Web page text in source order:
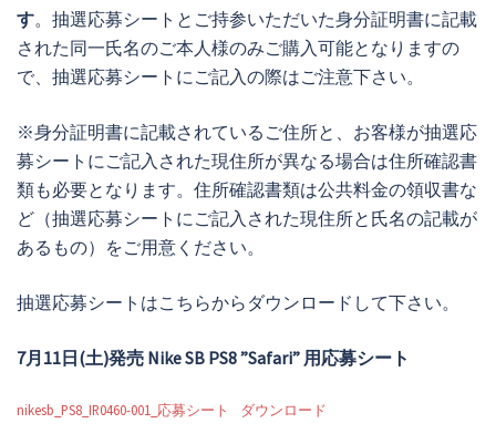
す。抽選応募シートとご持参いただいた身分証明書に記載
された同一氏名のご本人様のみご購入可能となりますの
で、抽選応募シートにご記入の際はご注意下さい。
※身分証明書に記載されているご住所と、お客様が抽選応
募シートにご記入された現住所が異なる場合は住所確認書
類も必要となります。住所確認書類は公共料金の領収書な
ど（抽選応募シートにご記入された現住所と氏名の記載が
あるもの）をご用意ください。
抽選応募シートはこちらからダウンロードして下さい。
7月11日(土)発売 Nike SB PS8 ”Safari” 用応募シート
nikesb_PS8_IR0460-001_応募シート ダウンロード